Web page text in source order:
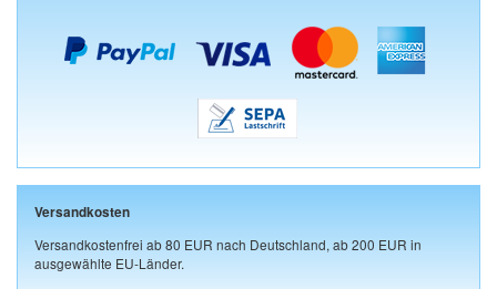
Versandkosten
Versandkostenfrei ab 80 EUR nach Deutschland, ab 200 EUR in
ausgewählte EU-Länder.